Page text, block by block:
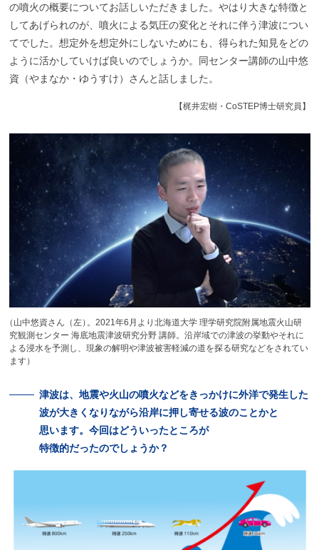
の噴火の概要についてお話しいただきました。やはり大きな特徴と
してあげられのが、噴火による気圧の変化とそれに伴う津波につい
てでした。想定外を想定外にしないためにも、得られた知見をどの
ように活かしていけば良いのでしょうか。同センター講師の山中悠
資（やまなか・ゆうすけ）さんと話しました。
【梶井宏樹・CoSTEP博士研究員】
（ 山中悠資さん（左） 。2021年6月より北海道大学 理学研究院附属地震火山研
究観測センター 海底地震津波研究分野 講師。沿岸域での津波の挙動やそれに
よる浸水を予測し、現象の解明や津波被害軽減の道を探る研究などをされてい
ます）
津波は、 地震や火山の噴火などをきっかけに外洋で発生した
波が大きくなりながら沿岸に押し寄せる波のことかと
思います。 今回はどういったところが
特徴的だったのでしょうか？